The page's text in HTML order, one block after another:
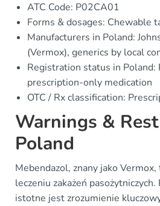
ATC Code: P02CA01
Forms & dosages: Chewable
Manufacturers in Poland:
(Vermox), generics by local
Registration status in Poland:
prescription-only medication
OTC / Rx classification:
Warnings &
Poland
Mebendazol, znany jako
leczeniu zakażeń
istotne jest zrozumienie